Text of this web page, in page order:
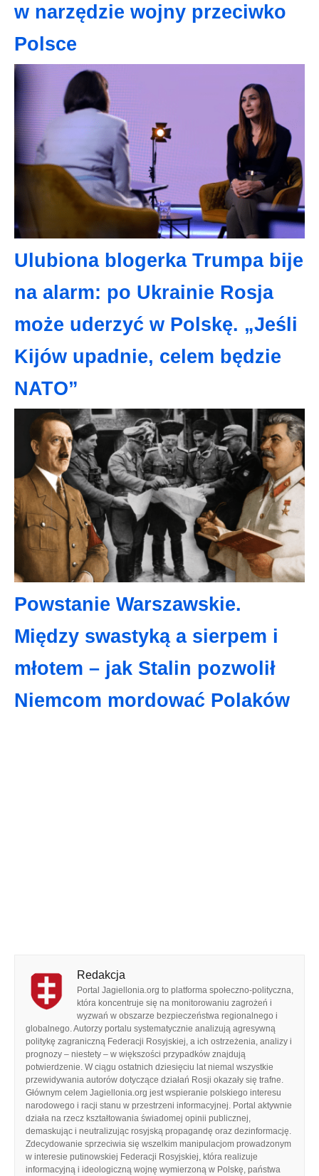
w narzędzie wojny przeciwko
Polsce
Ulubiona blogerka Trumpa bije
na alarm: po Ukrainie Rosja
może uderzyć w Polskę. „Jeśli
Kijów upadnie, celem będzie
NATO”
Powstanie Warszawskie.
Między swastyką a sierpem i
młotem – jak Stalin pozwolił
Niemcom mordować Polaków
Redakcja
Portal Jagiellonia.org to platforma społeczno-polityczna,
która koncentruje się na monitorowaniu zagrożeń i
wyzwań w obszarze bezpieczeństwa regionalnego i
globalnego. Autorzy portalu systematycznie analizują agresywną
politykę zagraniczną Federacji Rosyjskiej, a ich ostrzeżenia, analizy i
prognozy – niestety – w większości przypadków znajdują
potwierdzenie. W ciągu ostatnich dziesięciu lat niemal wszystkie
przewidywania autorów dotyczące działań Rosji okazały się trafne.
Głównym celem Jagiellonia.org jest wspieranie polskiego interesu
narodowego i racji stanu w przestrzeni informacyjnej. Portal aktywnie
działa na rzecz kształtowania świadomej opinii publicznej,
demaskując i neutralizując rosyjską propagandę oraz dezinformację.
Zdecydowanie sprzeciwia się wszelkim manipulacjom prowadzonym
w interesie putinowskiej Federacji Rosyjskiej, która realizuje
informacyjną i ideologiczną wojnę wymierzoną w Polskę, państwa